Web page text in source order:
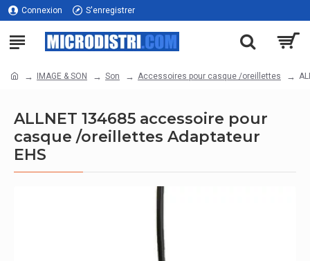
Connexion S'enregistrer
IMAGE & SON Son Accessoires pour casque /oreillettes
ALLNET 134685 accessoire pour
casque /oreillettes Adaptateur
EHS